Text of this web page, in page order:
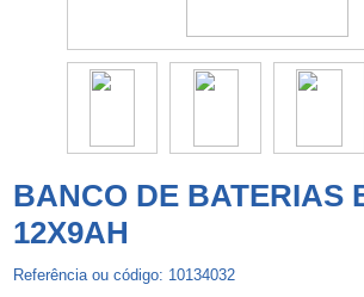
BANCO DE BATERIAS
12X9AH
Referência ou código: 10134032